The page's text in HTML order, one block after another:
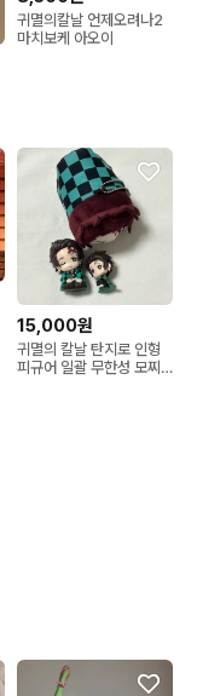
귀멸의칼날 언제오려나2
마치보케 아오이
15,000원
귀멸의 칼날 탄지로 인형
피규어 일괄 무한성 모찌